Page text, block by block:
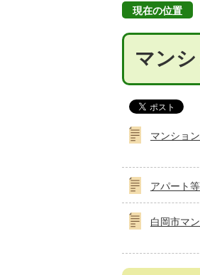
現在の位置
マン
マンショ
アパート
白岡市マ